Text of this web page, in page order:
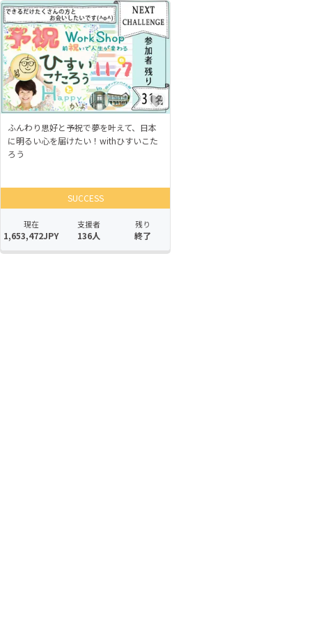
ふんわり思好と予祝で夢を叶えて、日本
に明るい心を届けたい！withひすいこた
ろう
SUCCESS
現在
1,653,472JPY
支援者
136人
残り
終了